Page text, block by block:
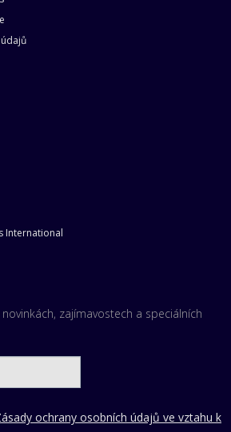
International
zajímavostech a speciálních
ochrany osobních údajů ve vztahu k